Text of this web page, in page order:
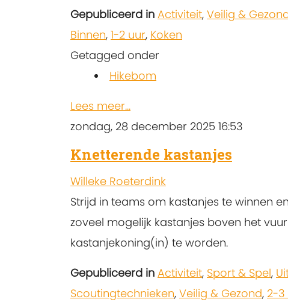
Gepubliceerd in Activiteit, Veilig &
Binnen, 1-2 uur, Koken
Getagged onder
Hikebom
Lees meer...
zondag, 28 december 2025 16:53
Knetterende kastanjes
Willeke Roeterdink
Strijd in teams om kastanjes te winnen
zoveel mogelijk kastanjes boven het
kastanjekoning(in) te worden.
Gepubliceerd in Activiteit, Sport & Spel,
Scoutingtechnieken, Veilig & Gezond, 2-3